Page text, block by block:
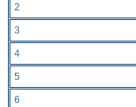
2
3
4
5
6